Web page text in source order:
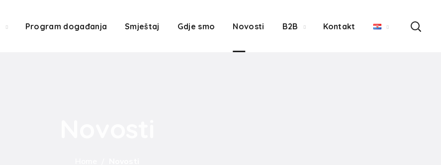
Program događanja Smještaj Gdje smo Novosti B2B Kontakt